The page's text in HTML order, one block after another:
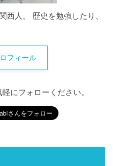
西人。 歴史を勉強したり、
フィール
にフォローください。